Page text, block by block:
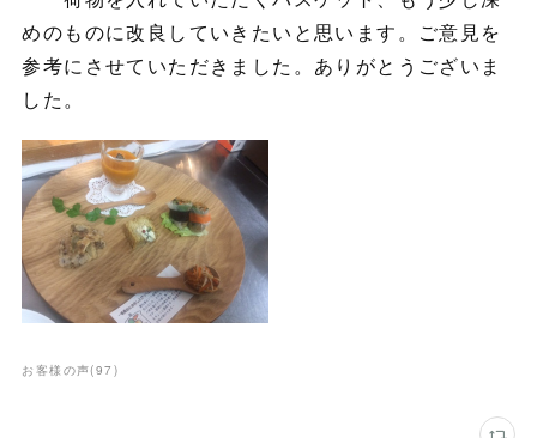
めのものに改良していきたいと思います。ご意見を
参考にさせていただきました。ありがとうございま
した。
お客様の声(97 )